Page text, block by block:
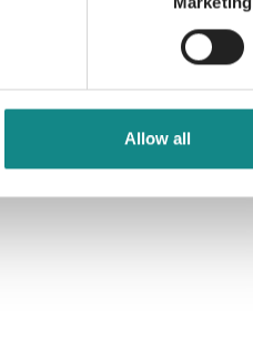
Allow all